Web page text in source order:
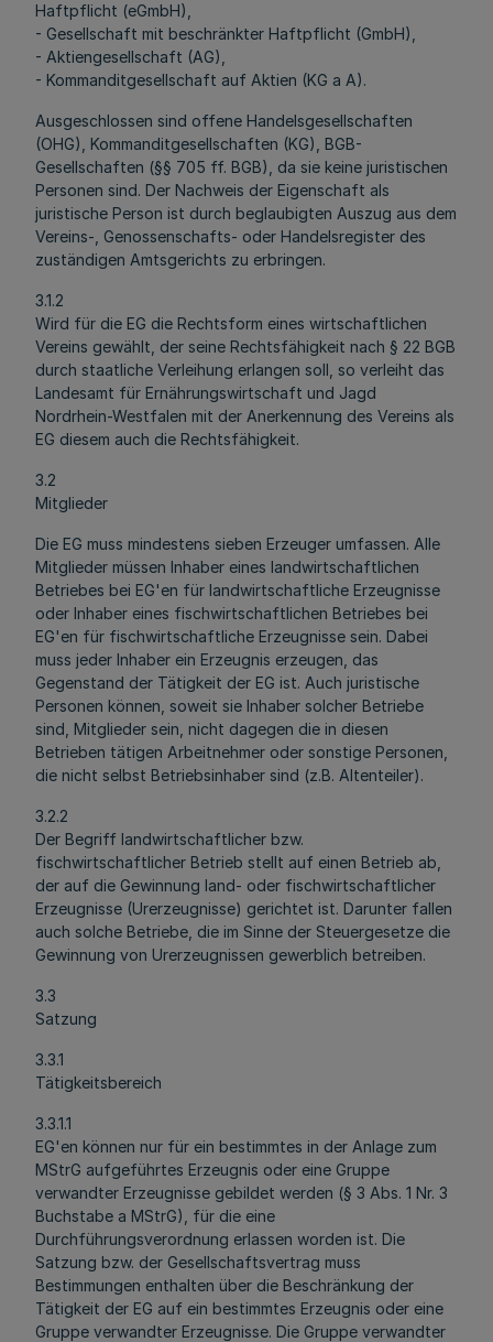
Haftpflicht (eGmbH),
- Gesellschaft mit beschränkter Haftpflicht (GmbH),
- Aktiengesellschaft (AG),
- Kommanditgesellschaft auf Aktien (KG a A).
Ausgeschlossen sind offene Handelsgesellschaften
(OHG), Kommanditgesellschaften (KG), BGB-
Gesellschaften (§§ 705 ff. BGB), da sie keine juristischen
Personen sind. Der Nachweis der Eigenschaft als
juristische Person ist durch beglaubigten Auszug aus dem
Vereins-, Genossenschafts- oder Handelsregister des
zuständigen Amtsgerichts zu erbringen.
3.1.2
Wird für die EG die Rechtsform eines wirtschaftlichen
Vereins gewählt, der seine Rechtsfähigkeit nach § 22 BGB
durch staatliche Verleihung erlangen soll, so verleiht das
Landesamt für Ernährungswirtschaft und Jagd
Nordrhein-Westfalen mit der Anerkennung des Vereins als
EG diesem auch die Rechtsfähigkeit.
3.2
Mitglieder
Die EG muss mindestens sieben Erzeuger umfassen. Alle
Mitglieder müssen Inhaber eines landwirtschaftlichen
Betriebes bei EG'en für landwirtschaftliche Erzeugnisse
oder Inhaber eines fischwirtschaftlichen Betriebes bei
EG'en für fischwirtschaftliche Erzeugnisse sein. Dabei
muss jeder Inhaber ein Erzeugnis erzeugen, das
Gegenstand der Tätigkeit der EG ist. Auch juristische
Personen können, soweit sie Inhaber solcher Betriebe
sind, Mitglieder sein, nicht dagegen die in diesen
Betrieben tätigen Arbeitnehmer oder sonstige Personen,
die nicht selbst Betriebsinhaber sind (z.B. Altenteiler).
3.2.2
Der Begriff landwirtschaftlicher bzw.
fischwirtschaftlicher Betrieb stellt auf einen Betrieb ab,
der auf die Gewinnung land- oder fischwirtschaftlicher
Erzeugnisse (Urerzeugnisse) gerichtet ist. Darunter fallen
auch solche Betriebe, die im Sinne der Steuergesetze die
Gewinnung von Urerzeugnissen gewerblich betreiben.
3.3
Satzung
3.3.1
Tätigkeitsbereich
3.3.1.1
EG'en können nur für ein bestimmtes in der Anlage zum
MStrG aufgeführtes Erzeugnis oder eine Gruppe
verwandter Erzeugnisse gebildet werden (§ 3 Abs. 1 Nr. 3
Buchstabe a MStrG), für die eine
Durchführungsverordnung erlassen worden ist. Die
Satzung bzw. der Gesellschaftsvertrag muss
Bestimmungen enthalten über die Beschränkung der
Tätigkeit der EG auf ein bestimmtes Erzeugnis oder eine
Gruppe verwandter Erzeugnisse. Die Gruppe verwandter